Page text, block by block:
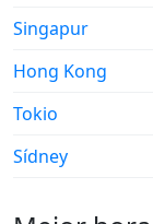
Singapur
Hong Kong
Tokio
Sídney